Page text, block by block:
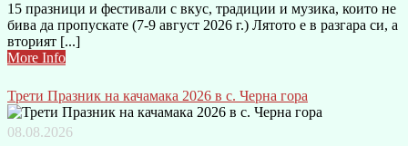
15 празници и фестивали с вкус, традиции и музика, които не
бива да пропускате (7-9 август 2026 г.) Лятото е в разгара си, а
вторият [...]
More Info
Трети Празник на качамака 2026 в с. Черна гора
08.08.2026